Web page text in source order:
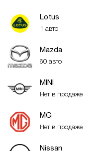
Lotus
1 авто
Mazda
60 авто
MINI
Нет в продаже
MG
Нет в продаже
Nissan